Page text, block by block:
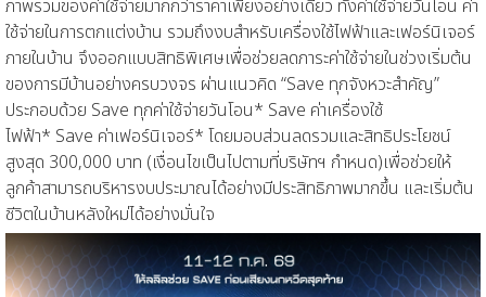
ภาพรวมของค่าใช้จ่ายมากกว่าราคาเพียงอย่างเดียว ทั้งค่าใช้จ่ายวันโอน ค่า
ใช้จ่ายในการตกแต่งบ้าน รวมถึงงบสำหรับเครื่องใช้ไฟฟ้าและเฟอร์นิเจอร์
ภายในบ้าน จึงออกแบบสิทธิพิเศษเพื่อช่วยลดภาระค่าใช้จ่ายในช่วงเริ่มต้น
ของการมีบ้านอย่างครบวงจร ผ่านแนวคิด “Save ทุกจังหวะสำคัญ”
ประกอบด้วย Save ทุกค่าใช้จ่ายวันโอน* Save ค่าเครื่องใช้
ไฟฟ้า* Save ค่าเฟอร์นิเจอร์* โดยมอบส่วนลดรวมและสิทธิประโยชน์
สูงสุด 300,000 บาท (เงื่อนไขเป็นไปตามที่บริษัทฯ กำหนด)เพื่อช่วยให้
ลูกค้าสามารถบริหารงบประมาณได้อย่างมีประสิทธิภาพมากขึ้น และเริ่มต้น
ชีวิตในบ้านหลังใหม่ได้อย่างมั่นใจ